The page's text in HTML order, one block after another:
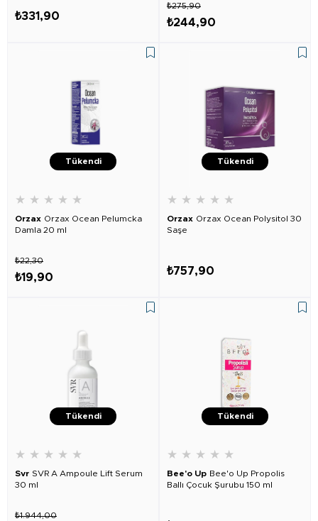
₺331,90
₺244,90
₺275,90
Tükendi
★ ★ ★ ★ ★
Orzax Orzax Ocean Pelumcka
Damla 20 ml
₺19,90
₺22,30
Tükendi
★ ★ ★ ★ ★
Orzax Orzax Ocean Polysitol 30
Saşe
₺757,90
Tükendi
★ ★ ★ ★ ★
Svr SVR A Ampoule Lift Serum
30 ml
₺1.944,00
Tükendi
★ ★ ★ ★ ★
Bee'o Up Bee'o Up Propolis
Ballı Çocuk Şurubu 150 ml